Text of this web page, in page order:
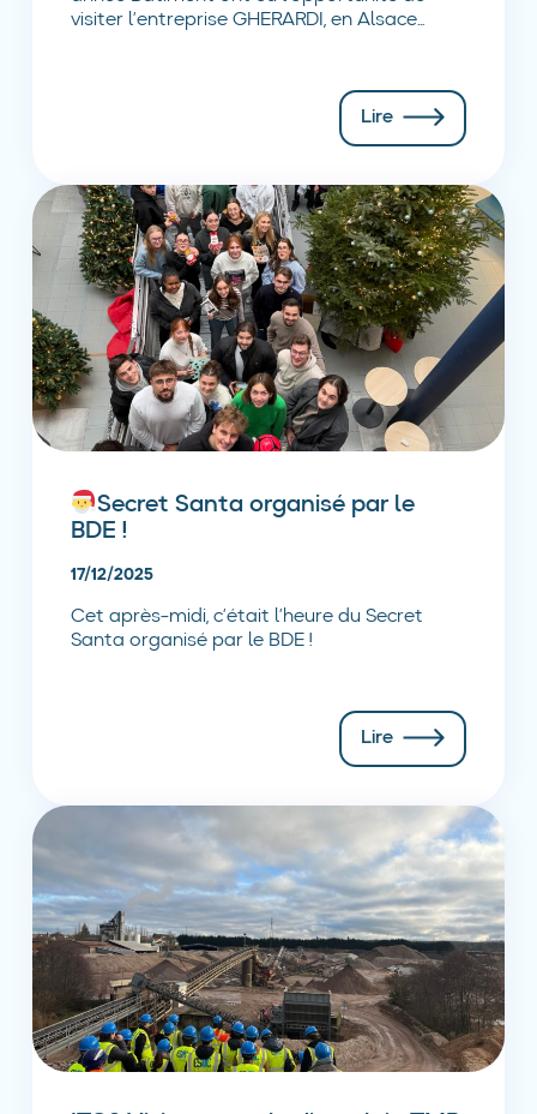
visiter l’entreprise GHERARDI, en Alsace...
Lire
Secret Santa organisé par le
BDE !
17/12/2025
Cet après-midi, c’était l’heure du Secret
Santa organisé par le BDE !
Lire